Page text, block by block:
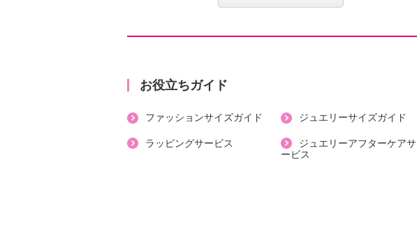
・１Ｅ
・ヒールの高さ：約３ｃｍ
・前底厚み：約０．５ｃｍ
・前側着地点厚み：約０．５ｃｍ
お役立ちガイド
ファッションサイズガイド ジュエリーサイズガイド
ラッピングサービス
ジュエリーアフターケアサ
ービス